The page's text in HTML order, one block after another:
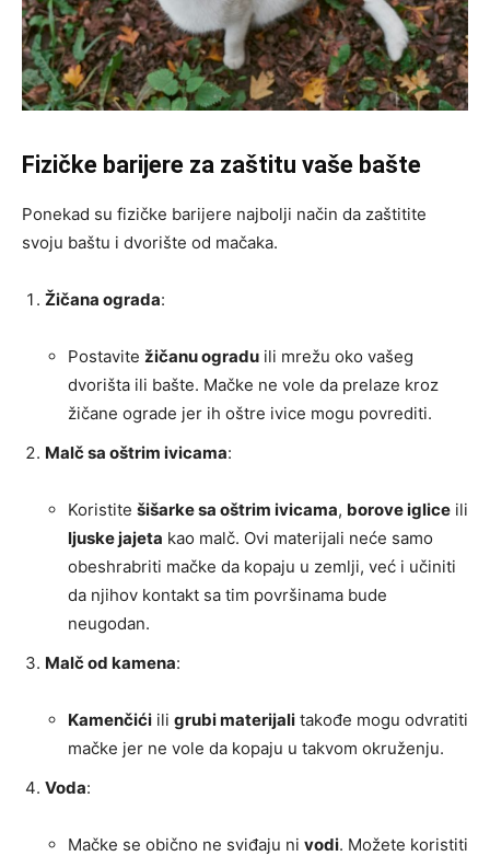
Fizičke barijere za zaštitu vaše bašte
Ponekad su fizičke barijere najbolji način da zaštitite
svoju baštu i dvorište od mačaka.
Žičana ograda:
Postavite žičanu ogradu ili mrežu oko vašeg
dvorišta ili bašte. Mačke ne vole da prelaze kroz
žičane ograde jer ih oštre ivice mogu povrediti.
Malč sa oštrim ivicama:
Koristite šišarke sa oštrim ivicama, borove iglice ili
ljuske jajeta kao malč. Ovi materijali neće samo
obeshrabriti mačke da kopaju u zemlji, već i učiniti
da njihov kontakt sa tim površinama bude
neugodan.
Malč od kamena:
Kamenčići ili grubi materijali takođe mogu odvratiti
mačke jer ne vole da kopaju u takvom okruženju.
Voda:
Mačke se obično ne sviđaju ni vodi. Možete koristiti